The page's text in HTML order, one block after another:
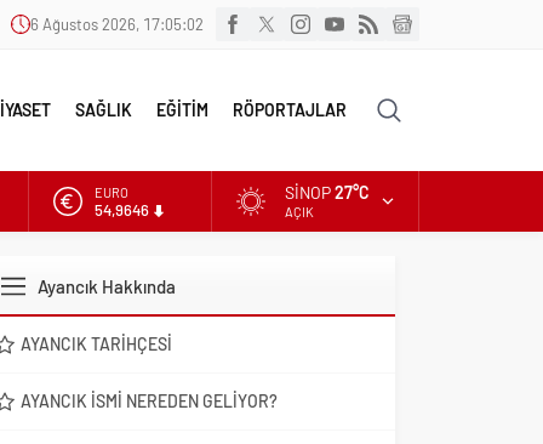
6 Ağustos 2026, 17:05:03
SAĞLIK EĞİTİM RÖPORTAJLAR
EURO
54,9646
DOLAR
47,5939
SINOP27°C
AÇIK
Ayancık Hakkında
AYANCIK TARIHÇESI
AYANCIK İSMI NEREDEN GELIYOR?